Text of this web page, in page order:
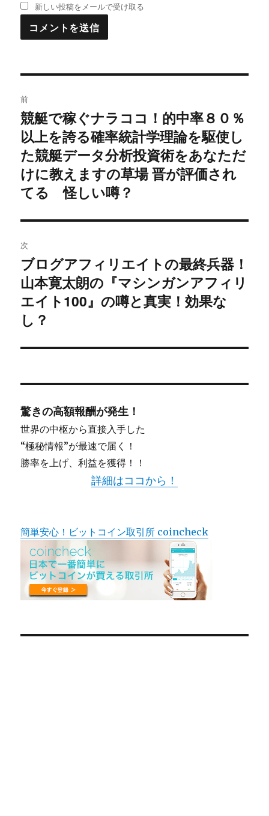
新しい投稿をメールで受け取る
稿
ナ
ビ
ゲ
ー
シ
ョ
ン
前
過
去
の
投
稿:
競艇で稼ぐナラココ！的中率８０％
以上を誇る確率統計学理論を駆使し
た競艇データ分析投資術をあなただ
けに教えますの草場 晋が評価され
てる 怪しい噂？
次
次
の
投
稿:
ブログアフィリエイトの最終兵器！
山本寛太朗の『マシンガンアフィリ
エイト100』の噂と真実！効果な
し？
驚きの高額報酬が発生！
世界の中枢から直接入手した
“極秘情報”が最速で届く！
勝率を上げ、利益を獲得！！
詳細はココから！
簡単安心！ビットコイン取引所 coincheck